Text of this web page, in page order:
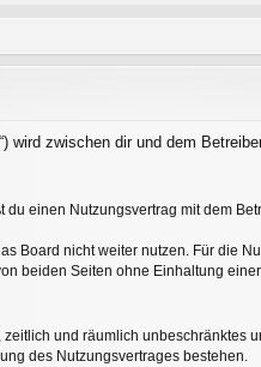
wird zwischen dir und dem
du einen Nutzungsvertrag mit dem
Board nicht weiter nutzen. Für die
beiden Seiten ohne Einhaltung
und räumlich
des Nutzungsvertrages bestehen.